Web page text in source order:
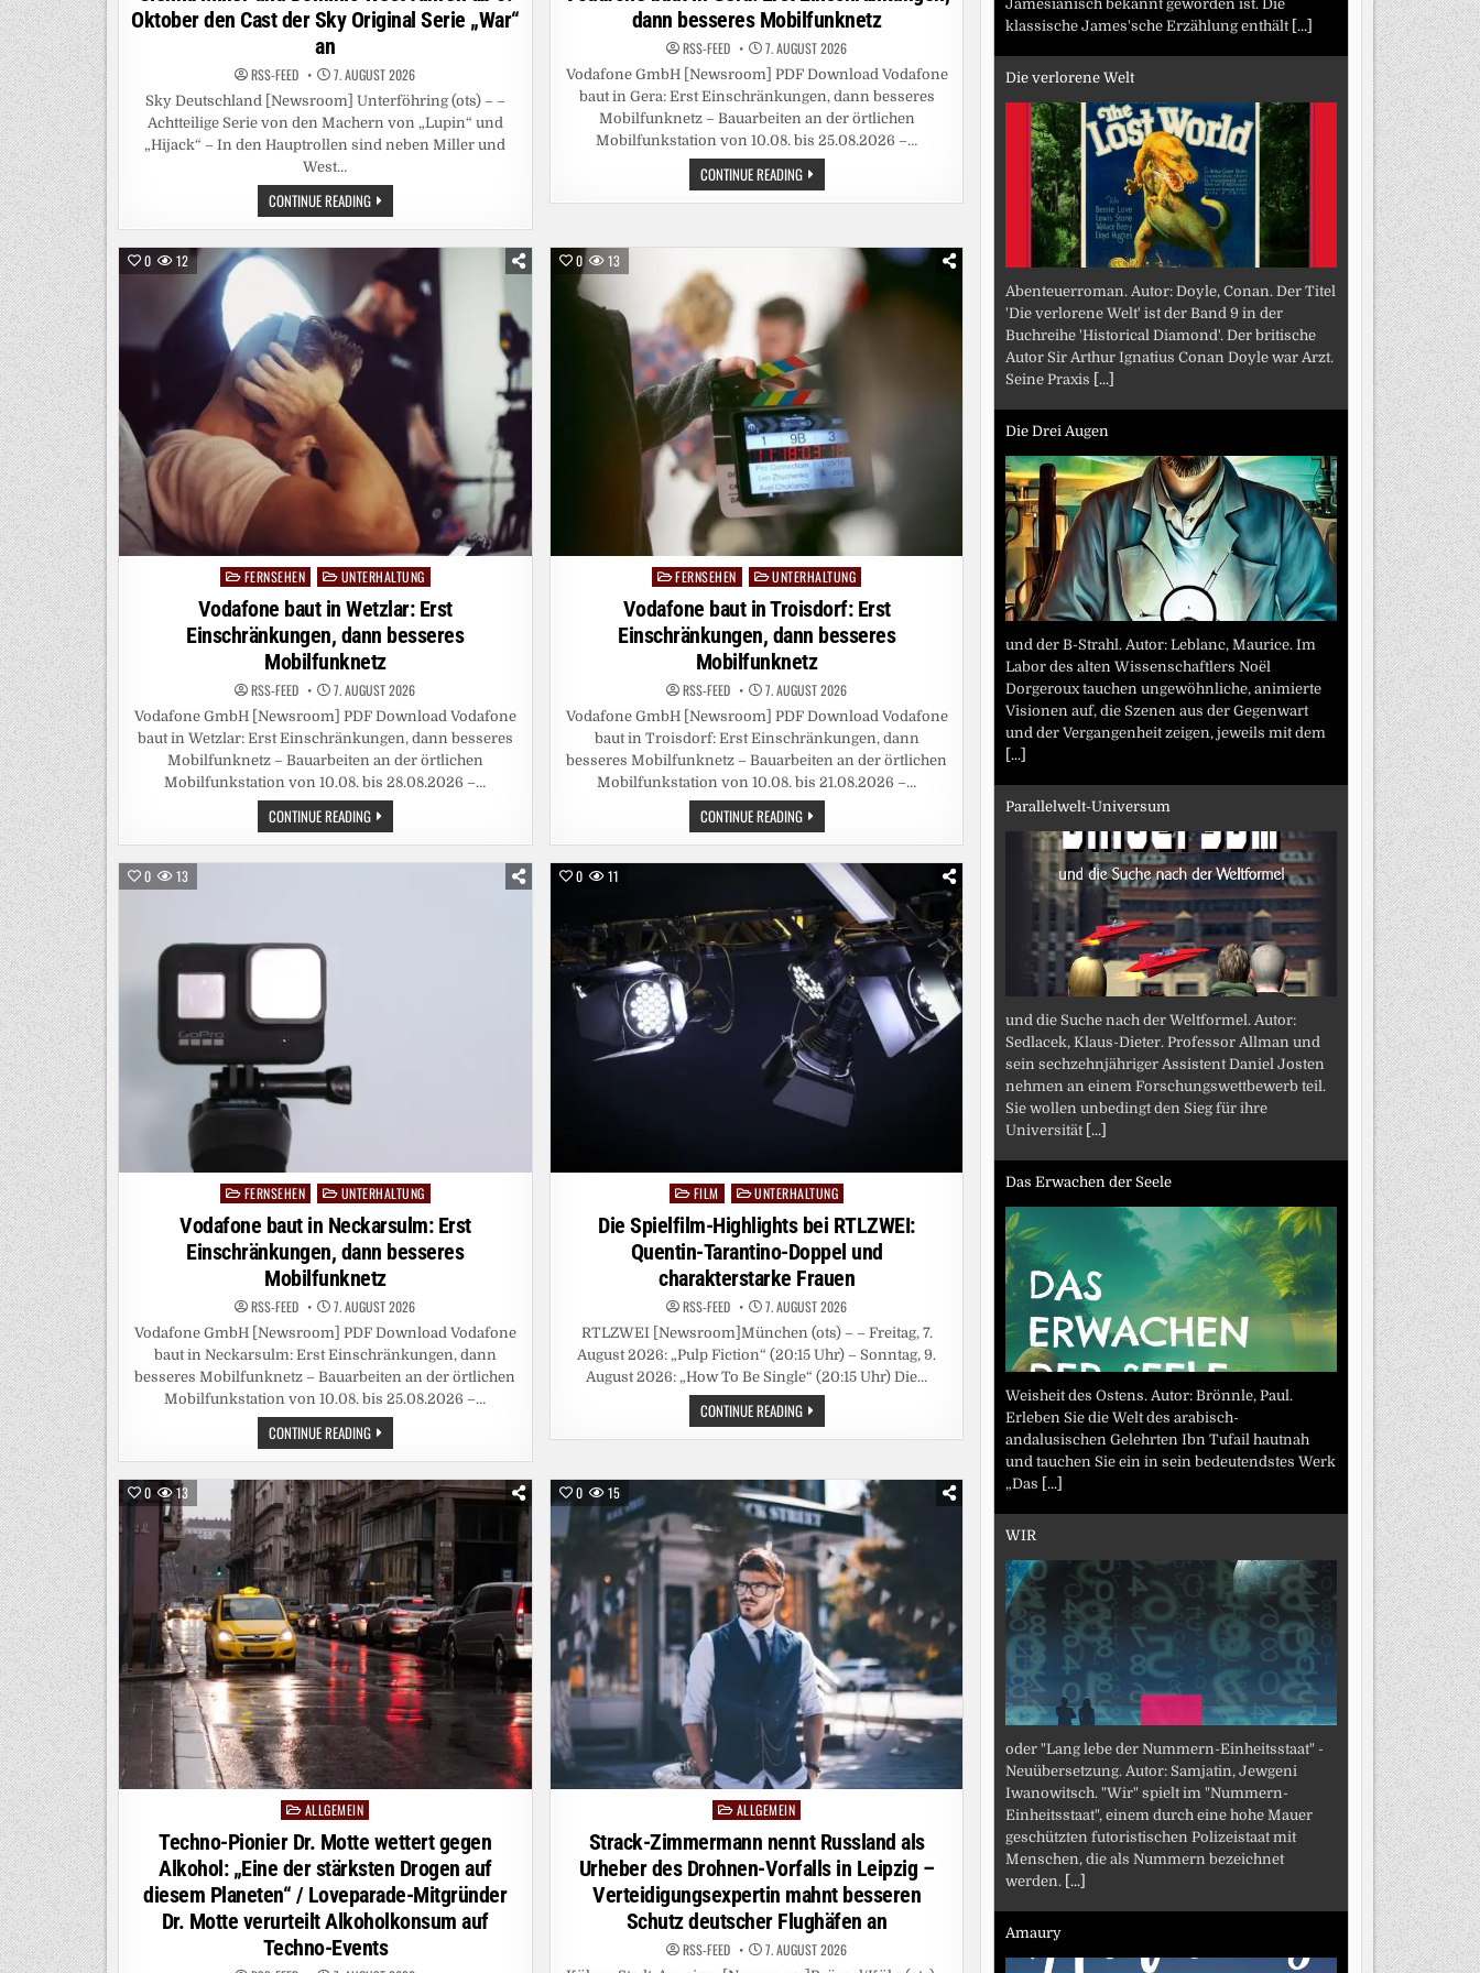
Oktober den Cast der Sky Original Serie „War“
an
RSS-FEED 7. AUGUST 2026
Sky Deutschland [Newsroom] Unterföhring (ots) – –
Achtteilige Serie von den Machern von „Lupin“ und
„Hijack“ – In den Hauptrollen sind neben Miller und
West…
CONTINUE READINGSIENNA
MILLER
UND
WEST
FÜHREN
AB
5.
OKTOBER
DEN
CAST
DER
dann besseres Mobilfunknetz
RSS-FEED 7. AUGUST 2026
Vodafone GmbH [Newsroom] PDF Download Vodafone
baut in Gera: Erst Einschränkungen, dann besseres
Mobilfunknetz – Bauarbeiten an der örtlichen
Mobilfunkstation von 10.08. bis 25.08.2026 –…
CONTINUE READINGVODAFONE
BAUT
IN
EINSCHRÄNKUNGEN,
BESSERES
MOBILFUNKNETZ
0 12
Posted
in
FERNSEHEN UNTERHALTUNG
Vodafone baut in Wetzlar: Erst
Einschränkungen, dann besseres
Mobilfunknetz
RSS-FEED 7. AUGUST 2026
Vodafone GmbH [Newsroom] PDF Download Vodafone
baut in Wetzlar: Erst Einschränkungen, dann besseres
Mobilfunknetz – Bauarbeiten an der örtlichen
Mobilfunkstation von 10.08. bis 28.08.2026 –…
CONTINUE READINGVODAFONE
BAUT
IN
WETZLAR:
0 13
Posted
in
FERNSEHEN UNTERHALTUNG
Vodafone baut in Troisdorf: Erst
Einschränkungen, dann besseres
Mobilfunknetz
RSS-FEED 7. AUGUST 2026
Vodafone GmbH [Newsroom] PDF Download Vodafone
baut in Troisdorf: Erst Einschränkungen, dann
besseres Mobilfunknetz – Bauarbeiten an der örtlichen
Mobilfunkstation von 10.08. bis 21.08.2026 –…
CONTINUE READINGVODAFONE
BAUT
IN
TROISDORF:
ERST
EINSCHRÄNKUNGEN,
DANN
BESSERES
MOBILFUNKNETZ
0 13
Posted
in
FERNSEHEN UNTERHALTUNG
Vodafone baut in Neckarsulm: Erst
Einschränkungen, dann besseres
Mobilfunknetz
RSS-FEED 7. AUGUST 2026
Vodafone GmbH [Newsroom] PDF Download Vodafone
baut in Neckarsulm: Erst Einschränkungen, dann
besseres Mobilfunknetz – Bauarbeiten an der örtlichen
Mobilfunkstation von 10.08. bis 25.08.2026 –…
CONTINUE READINGVODAFONE
BAUT
IN
NECKARSULM:
ERST
EINSCHRÄNKUNGEN,
DANN
BESSERES
MOBILFUNKNETZ
0 11
Posted
in
FILM UNTERHALTUNG
Die Spielfilm-Highlights bei RTLZWEI:
Quentin-Tarantino-Doppel und
charakterstarke Frauen
RSS-FEED 7. AUGUST 2026
RTLZWEI [Newsroom]München (ots) – – Freitag, 7.
August 2026: „Pulp Fiction“ (20:15 Uhr) – Sonntag, 9.
August 2026: „How To Be Single“ (20:15 Uhr) Die…
CONTINUE READINGDIE
SPIELFILM-
HIGHLIGHTS
QUENTIN-
TARANTINO-
DOPPEL
UND
CHARAKTERSTARKE
FRAUEN
0 13
Posted
in
ALLGEMEIN
Techno-Pionier Dr. Motte wettert gegen
Alkohol: „Eine der stärksten Drogen auf
diesem Planeten“ / Loveparade-Mitgründer
Dr. Motte verurteilt Alkoholkonsum auf
Techno-Events
0 15
PostedALLGEMEIN
Strack-Zimmermann nennt Russland als
Urheber des Drohnen-Vorfalls in Leipzig –
Verteidigungsexpertin mahnt besseren
Schutz deutscher Flughäfen an
RSS-FEED 7. AUGUST 2026
Jamesianisch bekannt geworden ist. Die
klassische James'sche Erzählung enthält [...]
Die verlorene Welt
Abenteuerroman. Autor: Doyle, Conan. Der Titel
'Die verlorene Welt' ist der Band 9 in der
Buchreihe 'Historical Diamond'. Der britische
Autor Sir Arthur Ignatius Conan Doyle war Arzt.
Seine Praxis [...]
Die Drei Augen
und der B-Strahl. Autor: Leblanc, Maurice. Im
Labor des alten Wissenschaftlers Noël
Dorgeroux tauchen ungewöhnliche, animierte
Visionen auf, die Szenen aus der Gegenwart
und der Vergangenheit zeigen, jeweils mit dem
[...]
Parallelwelt-Universum
und die Suche nach der Weltformel. Autor:
Sedlacek, Klaus-Dieter. Professor Allman und
sein sechzehnjähriger Assistent Daniel Josten
nehmen an einem Forschungswettbewerb teil.
Sie wollen unbedingt den Sieg für ihre
Universität [...]
Das Erwachen der Seele
Weisheit des Ostens. Autor: Brönnle, Paul.
Erleben Sie die Welt des arabisch-
andalusischen Gelehrten Ibn Tufail hautnah
und tauchen Sie ein in sein bedeutendstes Werk
„Das [...]
WIR
oder "Lang lebe der Nummern-Einheitsstaat" -
Neuübersetzung. Autor: Samjatin, Jewgeni
Iwanowitsch. "Wir" spielt im "Nummern-
Einheitsstaat", einem durch eine hohe Mauer
geschützten futoristischen Polizeistaat mit
Menschen, die als Nummern bezeichnet
werden. [...]
Amaury